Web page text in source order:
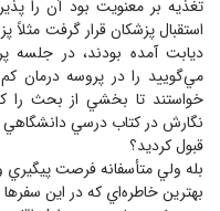
تغذيه بر معنويت بود آن را
استقبال پزشكان قرار گرفت مثلاً
ديابت آمده بودند، در
مي‌گوييد را در پروسه درمان
خواستند تا بخشي از بحث را
نگارش در كتاب درسي دانشگاهي
قبول كرديد؟
بله ولي متأسفانه فرصت
بهترين خاطره‌اي كه در اين